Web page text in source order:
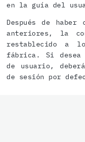
en la guía del
Después de
anteriores, la
restablecido a
fábrica. Si
de usuario,
de sesión por